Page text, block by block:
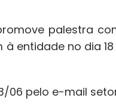
palestra
entidade no dia
06 pelo e-mail